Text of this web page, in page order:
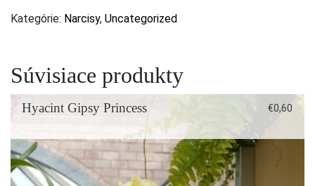
Kategórie: Narcisy, Uncategorized
Súvisiace produkty
Hyacint Gipsy Princess €0,60